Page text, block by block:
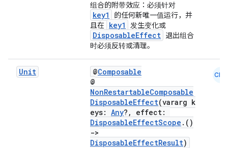
组合的附带效应：必须针对
key1
的任何新唯一值运行，并
且在 key1 发生变化或
DisposableEffect 退出组合
时必须反转或清理。
Unit @Composable
@
NonRestartableComposable
DisposableEffect(vararg k
eys: Any?, effect:
DisposableEffectScope .()
->
DisposableEffectResult)
CMN